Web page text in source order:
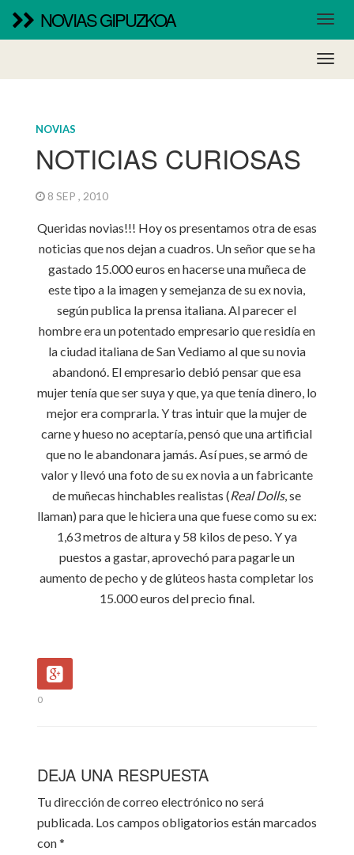
NOVIAS GIPUZKOA
NOVIAS
NOTICIAS CURIOSAS
8 SEP , 2010
Queridas novias!!! Hoy os presentamos otra de esas
noticias que nos dejan a cuadros. Un señor que se ha
gastado 15.000 euros en hacerse una muñeca de
este tipo a la imagen y semejanza de su ex novia,
según publica la prensa italiana. Al parecer el
hombre era un potentado empresario que residía en
la ciudad italiana de San Vediamo al que su novia
abandonó. El empresario debió pensar que esa
mujer tenía que ser suya y que, ya que tenía dinero, lo
mejor era comprarla. Y tras intuir que la mujer de
carne y hueso no aceptaría, pensó que una artificial
que no le abandonara jamás. Así pues, se armó de
valor y llevó una foto de su ex novia a un fabricante
de muñecas hinchables realistas (Real Dolls, se
llaman) para que le hiciera una que fuese como su ex:
1,63 metros de altura y 58 kilos de peso.Y ya
puestos a gastar, aprovechó para pagarle un
aumento de pecho y de glúteos hasta completar los
15.000 euros del precio final.
0
DEJA UNA RESPUESTA
Tu dirección de correo electrónico no será
publicada. Los campos obligatorios están marcados
con*